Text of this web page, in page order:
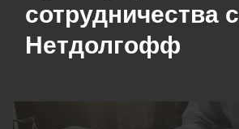
сотрудничества с
Нетдолгофф